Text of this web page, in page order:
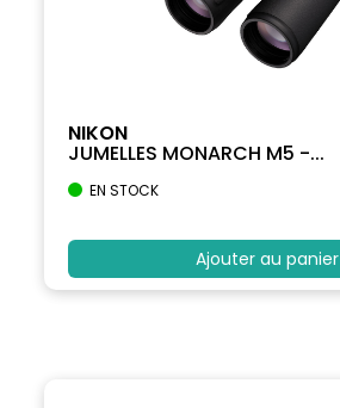
NIKON
JUMELLES MONARCH M5 -...
EN STOCK
Ajouter au panier